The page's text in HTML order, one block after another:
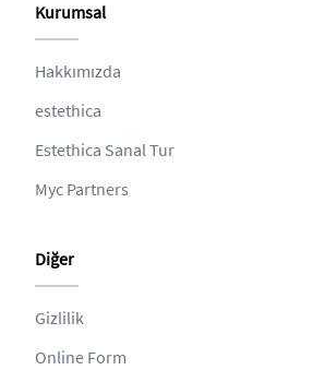
Kurumsal
Hakkımızda
estethica
Estethica Sanal Tur
Myc Partners
Diğer
Gizlilik
Online Form